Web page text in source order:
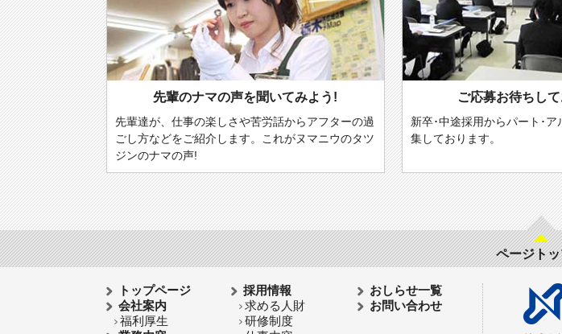
先輩のナマの声を聞いてみよう!
先輩達が、仕事の楽しさや苦労話からアフターの過
ごし方などをご紹介します。これがヌマニウのタツ
ジンのナマの声!
ご応募お待ちして
新卒･中途採用からパート･
集しております。
ページト
トップページ
会社案内
福利厚生
採用情報
求める人財
研修制度
おしらせ一覧
お問い合わせ